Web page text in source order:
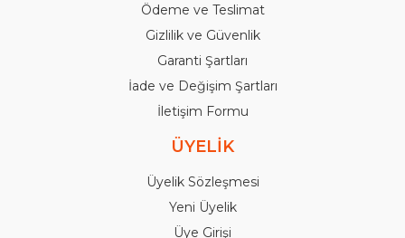
Ödeme ve Teslimat
Gizlilik ve Güvenlik
Garanti Şartları
İade ve Değişim Şartları
İletişim Formu
ÜYELİK
Üyelik Sözleşmesi
Yeni Üyelik
Üye Girişi